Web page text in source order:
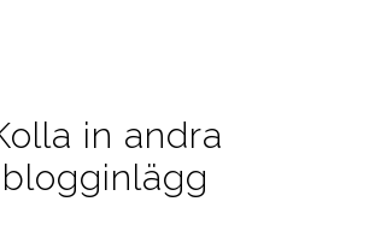
in andra
blogginlägg